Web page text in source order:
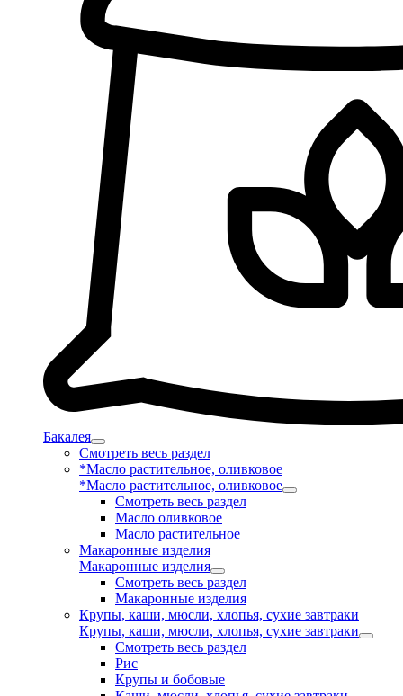
Бакалея
Смотреть весь раздел
*Масло растительное, оливковое
*Масло растительное, оливковое
Смотреть весь раздел
Масло оливковое
Масло растительное
Макаронные изделия
Макаронные изделия
Смотреть весь раздел
Макаронные изделия
Крупы, каши, мюсли, хлопья, сухие завтраки
Крупы, каши, мюсли, хлопья, сухие завтраки
Смотреть весь раздел
Рис
Крупы и бобовые